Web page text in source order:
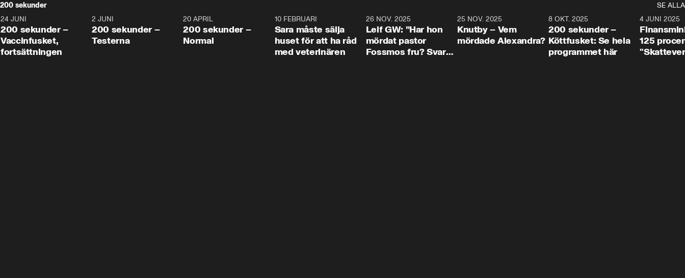
200 sekunder
SE ALLA
5:00
24 JUNI
200 sekunder –
Vaccinfusket,
fortsättningen
4:23
2 JUNI
200 sekunder –
Testerna
20 APRIL
200 sekunder –
Normal
10 FEBRUARI
Sara måste sälja
huset för att ha råd
med veterinären
26 NOV. 2025
Leif GW: ”Har hon
mördat pastor
Fossmos fru? Svar
31:05
25 NOV. 2025
Knutby – Vem
mördade Alexandra?
4:29
8 OKT. 2025
200 sekunder –
Köttfusket: Se hela
programmet här
4 JUNI 2025
125